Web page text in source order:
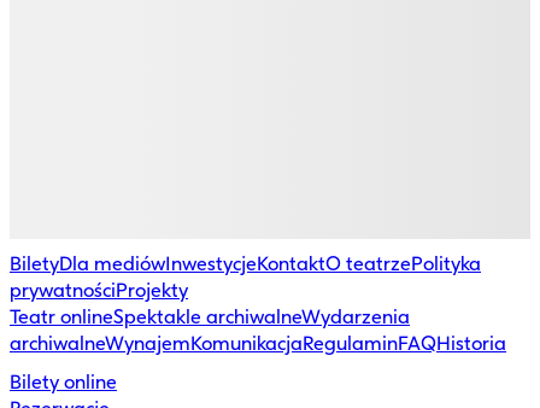
BiletyDla mediówInwestycjeKontaktO teatrzePolityka
prywatnościProjekty
Teatr onlineSpektakle archiwalneWydarzenia
archiwalneWynajemKomunikacjaRegulaminFAQHistoria
Bilety online